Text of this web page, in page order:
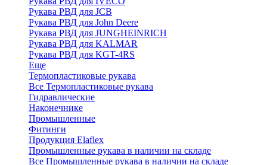
Рукава РВД для JCB
Рукава РВД для John Deere
Рукава РВД для JUNGHEINRICH
Рукава РВД для KALMAR
Рукава РВД для KGT-4RS
Еще
Термопластиковые рукава
Все Термопластиковые рукава
Гидравлические
Наконечнике
Промышленные
Фитинги
Продукция Elaflex
Промышленные рукава в наличии на складе
Все Промышленные рукава в наличии на складе